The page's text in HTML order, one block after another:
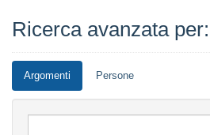
Ricerca avanzata per:
Argomenti Persone